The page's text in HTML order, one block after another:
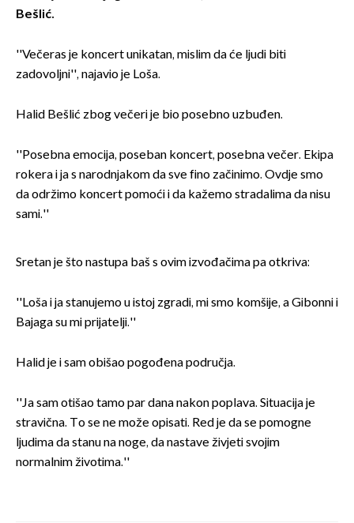
Bešlić.
''Večeras je koncert unikatan, mislim da će ljudi biti
zadovoljni'', najavio je Loša.
Halid Bešlić zbog večeri je bio posebno uzbuđen.
''Posebna emocija, poseban koncert, posebna večer. Ekipa
rokera i ja s narodnjakom da sve fino začinimo. Ovdje smo
da održimo koncert pomoći i da kažemo stradalima da nisu
sami.''
Sretan je što nastupa baš s ovim izvođačima pa otkriva:
''Loša i ja stanujemo u istoj zgradi, mi smo komšije, a Gibonni i
Bajaga su mi prijatelji.''
Halid je i sam obišao pogođena područja.
''Ja sam otišao tamo par dana nakon poplava. Situacija je
stravična. To se ne može opisati. Red je da se pomogne
ljudima da stanu na noge, da nastave živjeti svojim
normalnim životima.''